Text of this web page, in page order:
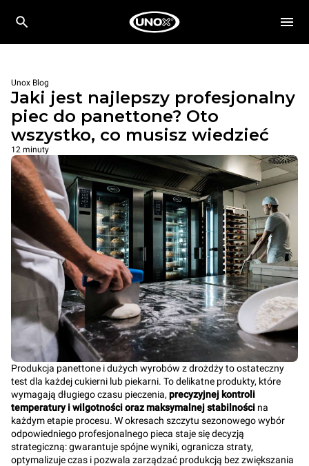
Unox Blog
Jaki jest najlepszy profesjonalny
piec do panettone? Oto
wszystko, co musisz wiedzieć
12 minuty
Produkcja panettone i dużych wyrobów z drożdży to ostateczny
test dla każdej cukierni lub piekarni. To delikatne produkty, które
wymagają długiego czasu pieczenia, precyzyjnej kontroli
temperatury i wilgotności oraz maksymalnej stabilności na
każdym etapie procesu. W okresach szczytu sezonowego wybór
odpowiedniego profesjonalnego pieca staje się decyzją
strategiczną: gwarantuje spójne wyniki, ogranicza straty,
optymalizuje czas i pozwala zarządzać produkcją bez zwiększania